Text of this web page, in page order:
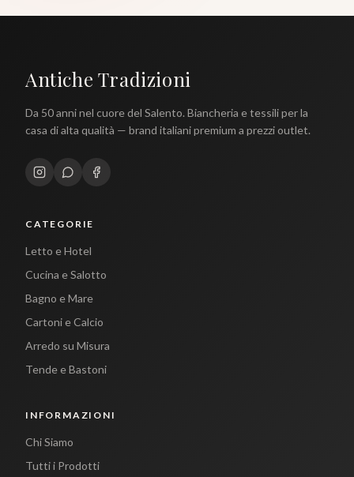
Antiche Tradizioni
Da 50 anni nel cuore del Salento. Biancheria e tessili per la
casa di alta qualità — brand italiani premium a prezzi outlet.
CATEGORIE
Letto e Hotel
Cucina e Salotto
Bagno e Mare
Cartoni e Calcio
Arredo su Misura
Tende e Bastoni
INFORMAZIONI
Chi Siamo
Tutti i Prodotti